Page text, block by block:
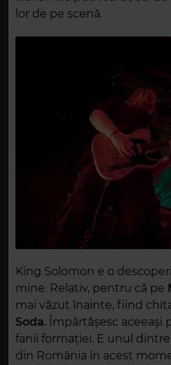
lor de pe scenă.
King Solomon e o
mine. Relativ, pentru că pe
mai văzut înainte, fiind
Soda. Împărtășesc
fanii formației. E unul
din România în acest